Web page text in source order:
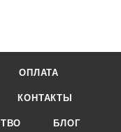
ОПЛАТА
КОНТАКТЫ
БЛОГ